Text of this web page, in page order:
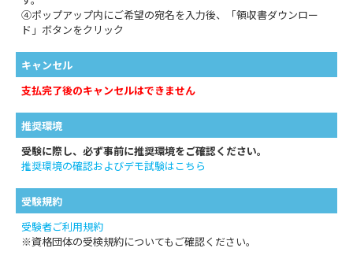
④ポップアップ内にご希望の宛名を入力後、「領収書ダウンロー
ド」ボタンをクリック
キャンセル
支払完了後のキャンセルはできません
推奨環境
受験に際し、必ず事前に推奨環境をご確認ください。
推奨環境の確認およびデモ試験はこちら
受験規約
受験者ご利用規約
※資格団体の受検規約についてもご確認ください。